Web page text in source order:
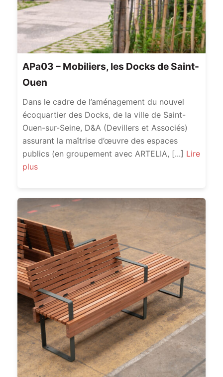
APa03 – Mobiliers, les Docks de Saint-
Ouen
Dans le cadre de l’aménagement du nouvel
écoquartier des Docks, de la ville de Saint-
Ouen-sur-Seine, D&A (Devillers et Associés)
assurant la maîtrise d’œuvre des espaces
publics (en groupement avec ARTELIA, [...] Lire
plus